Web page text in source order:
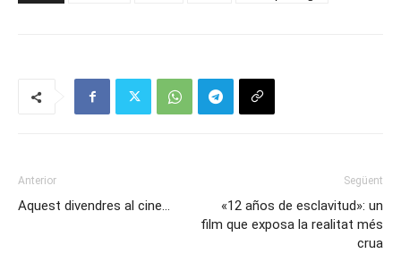
Anterior
Aquest divendres al cine…
Següent
«12 años de esclavitud»: un
film que exposa la realitat més
crua